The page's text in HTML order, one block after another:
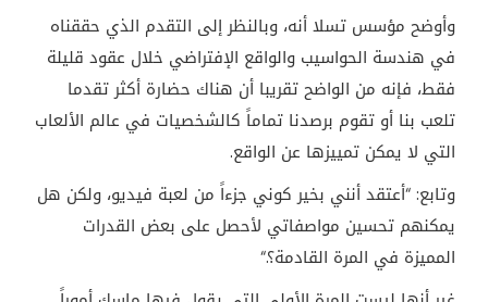
وأوضح مؤسس تسلا أنه، وبالنظر إلى التقدم الذي حققناه
في هندسة الحواسيب والواقع الإفتراضي خلال عقود قليلة
فقط، فإنه من الواضح تقريبا أن هناك حضارة أكثر تقدما
تلعب بنا أو تقوم برصدنا تماماً كالشخصيات في عالم الألعاب
التي لا يمكن تمييزها عن الواقع.
وتابع: “أعتقد أنني بخير كوني جزءاً من لعبة فيديو، ولكن هل
يمكنهم تحسين مواصفاتي لأحصل على بعض القدرات
المميزة في المرة القادمة؟“.